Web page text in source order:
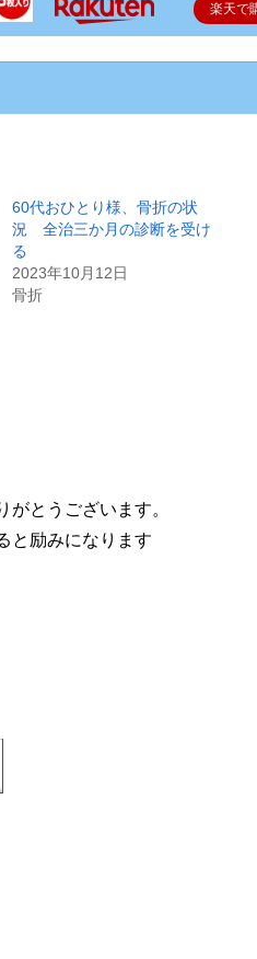
楽天で
60代おひとり様、骨折の状
況 全治三か月の診断を受け
る
2023年10月12日
骨折
がとうございます。
と励みになります